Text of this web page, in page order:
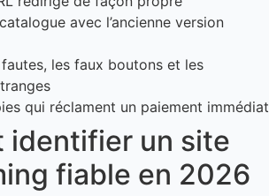
avec l’ancienne version
les faux boutons et les
qui réclament un paiement immédiat
identifier un site
fiable en 2026